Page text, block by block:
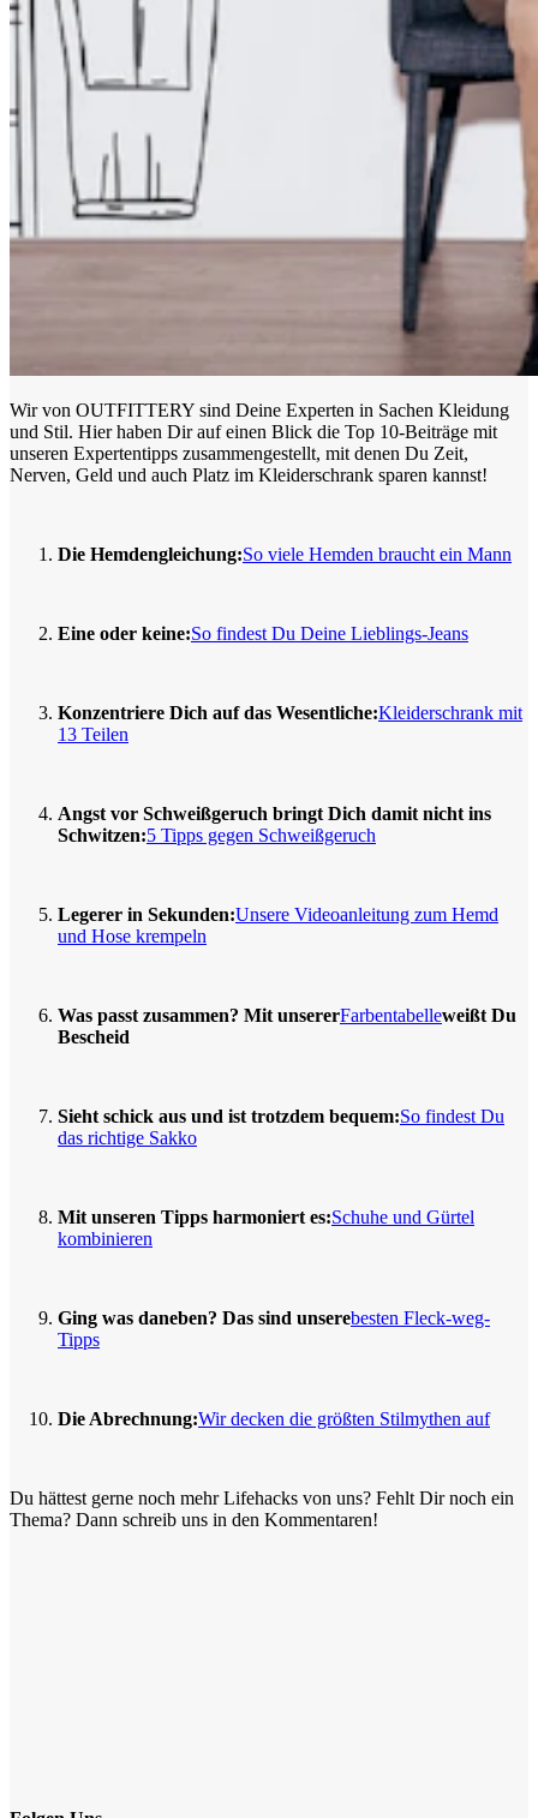
Wir von OUTFITTERY sind Deine Experten in Sachen Kleidung
und Stil. Hier haben Dir auf einen Blick die Top 10-Beiträge mit
unseren Expertentipps zusammengestellt, mit denen Du Zeit,
Nerven, Geld und auch Platz im Kleiderschrank sparen kannst!
Die Hemdengleichung:So viele Hemden braucht ein Mann
Eine oder keine:So findest Du Deine Lieblings-Jeans
Konzentriere Dich auf das Wesentliche:Kleiderschrank mit
13 Teilen
Angst vor Schweißgeruch bringt Dich damit nicht ins
Schwitzen:5 Tipps gegen Schweißgeruch
Legerer in Sekunden:Unsere Videoanleitung zum Hemd
und Hose krempeln
Was passt zusammen? Mit unsererFarbentabelleweißt Du
Bescheid
Sieht schick aus und ist trotzdem bequem:So findest Du
das richtige Sakko
Mit unseren Tipps harmoniert es:Schuhe und Gürtel
kombinieren
Ging was daneben? Das sind unserebesten Fleck-weg-
Tipps
Die Abrechnung:Wir decken die größten Stilmythen auf
Du hättest gerne noch mehr Lifehacks von uns? Fehlt Dir noch ein
Thema? Dann schreib uns in den Kommentaren!